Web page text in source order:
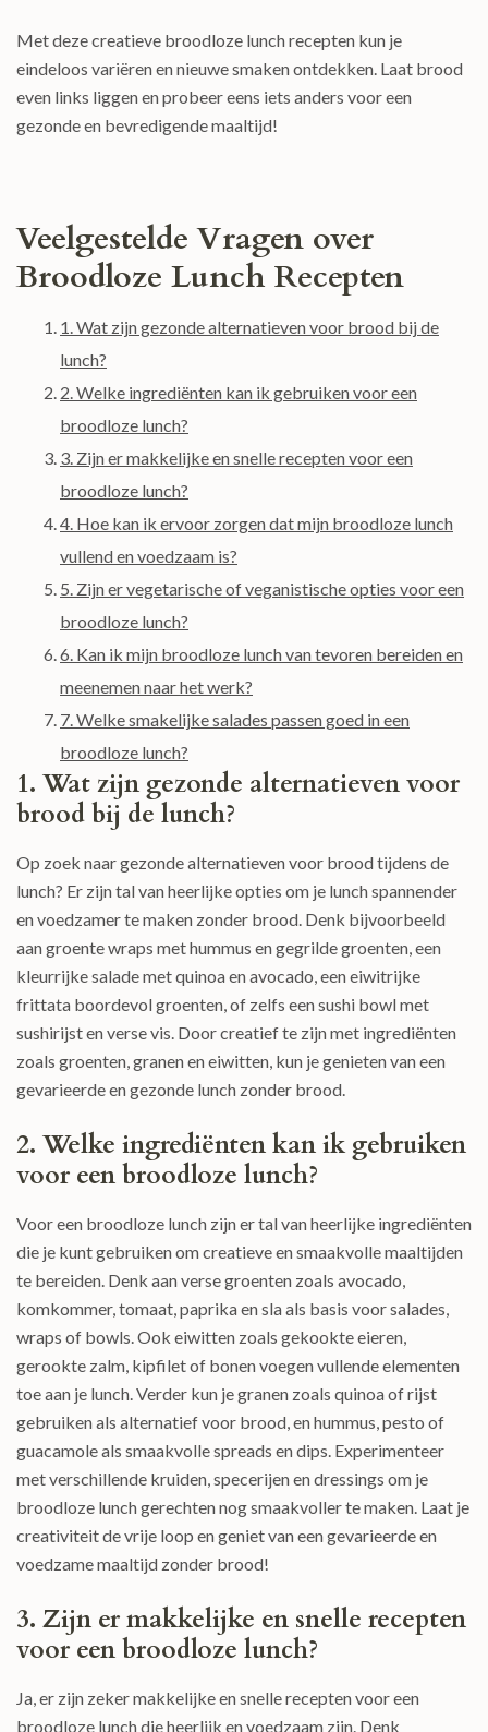
Met deze creatieve broodloze lunch recepten kun je
eindeloos variëren en nieuwe smaken ontdekken. Laat brood
even links liggen en probeer eens iets anders voor een
gezonde en bevredigende maaltijd!
Veelgestelde Vragen over
Broodloze Lunch Recepten
1. Wat zijn gezonde alternatieven voor brood bij de
lunch?
2. Welke ingrediënten kan ik gebruiken voor een
broodloze lunch?
3. Zijn er makkelijke en snelle recepten voor een
broodloze lunch?
4. Hoe kan ik ervoor zorgen dat mijn broodloze lunch
vullend en voedzaam is?
5. Zijn er vegetarische of veganistische opties voor een
broodloze lunch?
6. Kan ik mijn broodloze lunch van tevoren bereiden en
meenemen naar het werk?
7. Welke smakelijke salades passen goed in een
broodloze lunch?
1. Wat zijn gezonde alternatieven voor
brood bij de lunch?
Op zoek naar gezonde alternatieven voor brood tijdens de
lunch? Er zijn tal van heerlijke opties om je lunch spannender
en voedzamer te maken zonder brood. Denk bijvoorbeeld
aan groente wraps met hummus en gegrilde groenten, een
kleurrijke salade met quinoa en avocado, een eiwitrijke
frittata boordevol groenten, of zelfs een sushi bowl met
sushirijst en verse vis. Door creatief te zijn met ingrediënten
zoals groenten, granen en eiwitten, kun je genieten van een
gevarieerde en gezonde lunch zonder brood.
2. Welke ingrediënten kan ik gebruiken
voor een broodloze lunch?
Voor een broodloze lunch zijn er tal van heerlijke ingrediënten
die je kunt gebruiken om creatieve en smaakvolle maaltijden
te bereiden. Denk aan verse groenten zoals avocado,
komkommer, tomaat, paprika en sla als basis voor salades,
wraps of bowls. Ook eiwitten zoals gekookte eieren,
gerookte zalm, kipfilet of bonen voegen vullende elementen
toe aan je lunch. Verder kun je granen zoals quinoa of rijst
gebruiken als alternatief voor brood, en hummus, pesto of
guacamole als smaakvolle spreads en dips. Experimenteer
met verschillende kruiden, specerijen en dressings om je
broodloze lunch gerechten nog smaakvoller te maken. Laat je
creativiteit de vrije loop en geniet van een gevarieerde en
voedzame maaltijd zonder brood!
3. Zijn er makkelijke en snelle recepten
voor een broodloze lunch?
Ja, er zijn zeker makkelijke en snelle recepten voor een
broodloze lunch die heerlijk en voedzaam zijn. Denk